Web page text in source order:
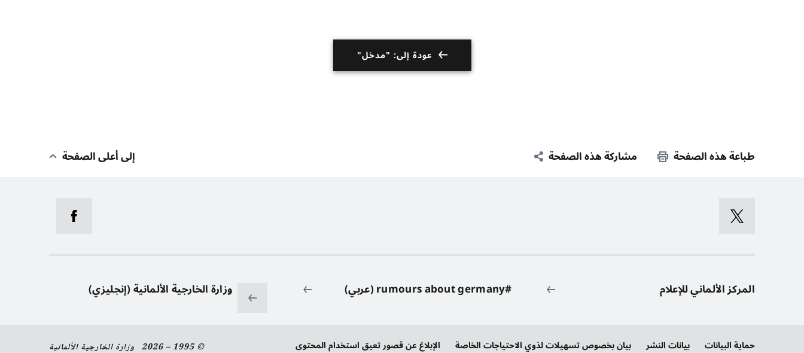
عودة إلى: "مدخل"
طباعة هذه الصفحة مشاركة هذه الصفحة إلى أعلى الصفحة
المركز الألماني للإعلام #rumours about germany (عربي) وزارة الخارجية الألمانية (إنجليزي)
حماية البيانات بيانات النشر بيان بخصوص تسهيلات لذوي الاحتياجات الخاصة الإبلاغ عن قصور تعيق استخدام المحتوى © 1995 – 2026 وزارة الخارجية الألمانية